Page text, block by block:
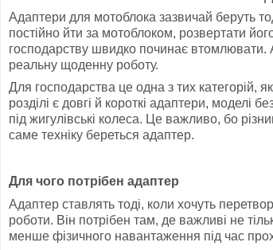
Адаптери для мотоблока зазвичай беруть
постійно йти за мотоблоком, розвертати
господарству швидко починає втомлювати.
реальну щоденну роботу.
Для господарства це одна з тих категорій,
розділі є довгі й короткі адаптери, моделі
під жигулівські колеса. Це важливо, бо
саме техніку береться адаптер.
Для чого потрібен адаптер
Адаптер ставлять тоді, коли хочуть
роботи. Він потрібен там, де важливі не
менше фізичного навантаження під час